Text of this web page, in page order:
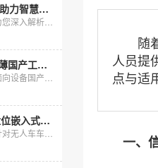
工业电脑助力智慧检测：解读DT-610X-JQ670MA
52mm超薄国产工控机：小型设备国产化内嵌改造优选方案
16核多盘位嵌入式无风扇工控机，适配无人车海量数据存储
随着
人员提
点与适
一、信